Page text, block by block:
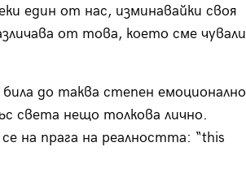
един от нас, изминавайки своя
от това, което сме чували
била до таква степен емоционално
света нещо толкова лично.
на прага на реалността: “this